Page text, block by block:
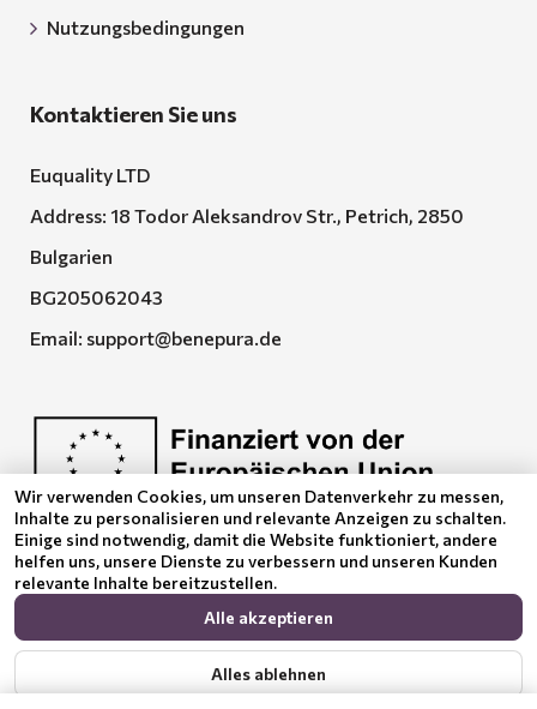
Nutzungsbedingungen
Kontaktieren Sie uns
Euquality LTD
Address: 18 Todor Aleksandrov Str., Petrich, 2850
Bulgarien
BG205062043
Email: support@benepura.de
Euquality LTD führt den Vertrag No. BG-RRP-3.005-
2120-C01
Wir verwenden Cookies, um unseren Datenverkehr zu messen,
Inhalte zu personalisieren und relevante Anzeigen zu schalten.
Einige sind notwendig, damit die Website funktioniert, andere
helfen uns, unsere Dienste zu verbessern und unseren Kunden
relevante Inhalte bereitzustellen.
Alle akzeptieren
Alles ablehnen